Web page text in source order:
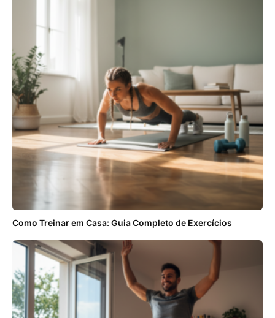
Como Treinar em Casa: Guia Completo de Exercícios